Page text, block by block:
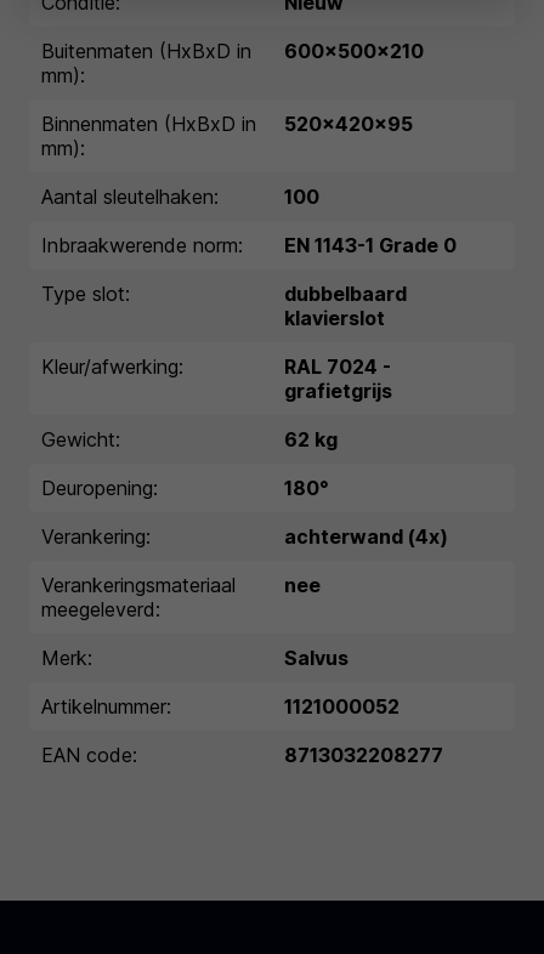
Buitenmaten (HxBxD in
mm):
600x500x210
Binnenmaten (HxBxD in
mm):
520x420x95
Aantal sleutelhaken:
100
Inbraakwerende norm:
EN 1143-1 Grade 0
Type slot:
dubbelbaard
klavierslot
Kleur/afwerking:
RAL 7024 -
grafietgrijs
Gewicht:
62 kg
Deuropening:
180°
Verankering:
achterwand (4x)
Verankeringsmateriaal
meegeleverd:
nee
Merk:
Salvus
Artikelnummer:
1121000052
EAN code:
8713032208277